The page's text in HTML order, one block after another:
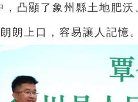
，凸顯了象州縣土地肥
朗上口，容易讓人記憶。